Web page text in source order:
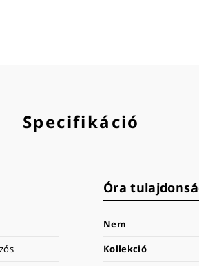
Specifikáció
Óra
Nem
Kollekció